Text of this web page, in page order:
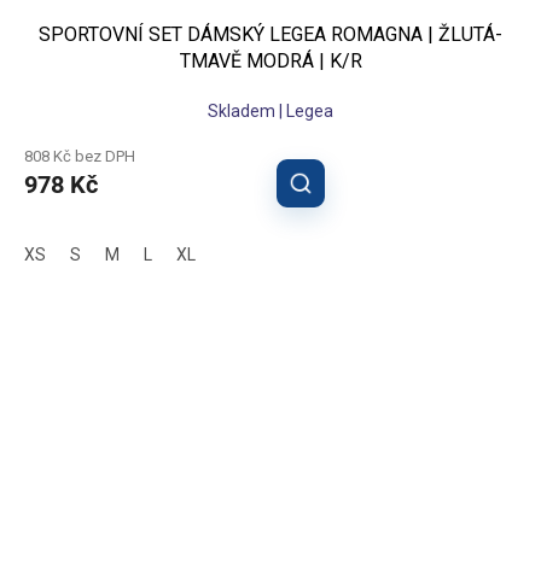
SPORTOVNÍ SET DÁMSKÝ LEGEA ROMAGNA | ŽLUTÁ-
TMAVĚ MODRÁ | K/R
Skladem | Legea
808 Kč bez DPH
978 Kč
XS S M XL